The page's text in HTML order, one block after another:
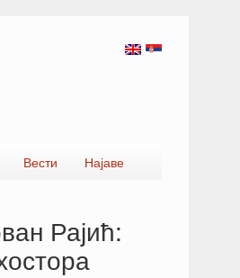
Вести Најаве
Рајић: